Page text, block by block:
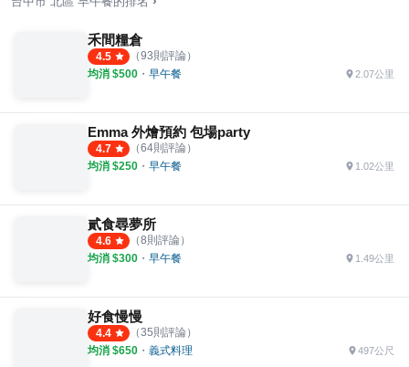
禾間糧倉
4.5 （93則評論）
均消 $500 ・ 早午餐 2.07公里
Emma 外燴預約 包場party
4.7 （64則評論）
均消 $250 ・ 早午餐 1.02公里
貳食尋夢所
4.6 （8則評論）
均消 $300 ・ 早午餐 1.49公里
好食慢慢
4.4 （35則評論）
均消 $650 ・ 義式料理 497公尺